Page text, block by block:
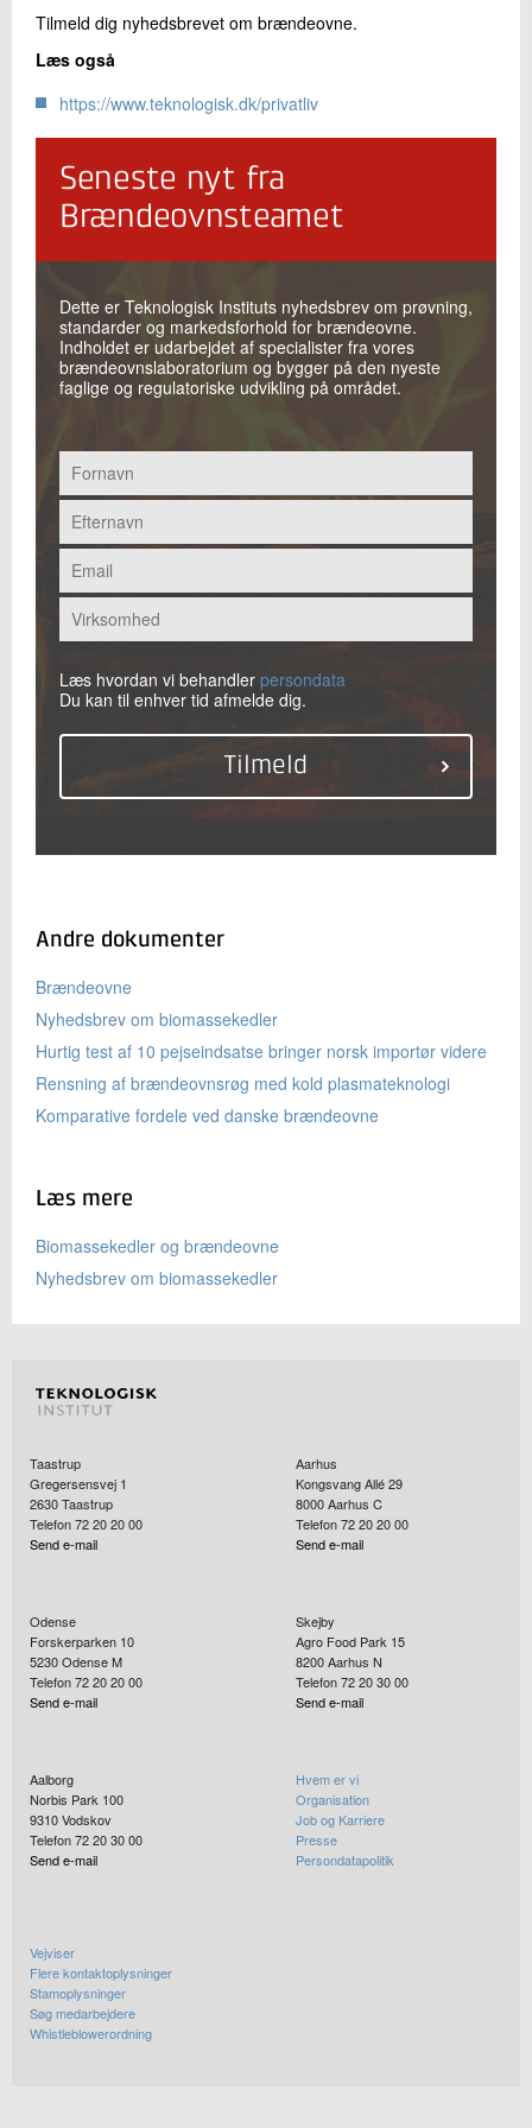
+45 72 20 13 68
LinkedIn
Send
Tilmeld dig nyhedsbrevet om brændeovne.
Læs også
https://www.teknologisk.dk/privatliv
Seneste nyt fra
Brændeovnsteamet
Dette er Teknologisk Instituts nyhedsbrev om prøvning,
standarder og markedsforhold for brændeovne.
Indholdet er udarbejdet af specialister fra vores
brændeovnslaboratorium og bygger på den nyeste
faglige og regulatoriske udvikling på området.
Læs hvordan vi behandler persondata
Du kan til enhver tid afmelde dig.
Andre dokumenter
Brændeovne
Nyhedsbrev om biomassekedler
Hurtig test af 10 pejseindsatse bringer norsk importør videre
Rensning af brændeovnsrøg med kold plasmateknologi
Komparative fordele ved danske brændeovne
Læs mere
Biomassekedler og brændeovne
Nyhedsbrev om biomassekedler
Taastrup
Gregersensvej 1
2630Taastrup
Telefon 72 20 20 00
Send e-mail
Aarhus
Kongsvang Allé 29
8000Aarhus C
Telefon 72 20 20 00
Send e-mail
Odense
Forskerparken 10
5230Odense M
Telefon 72 20 20 00
Send e-mail
Skejby
Agro Food Park 15
8200Aarhus N
Telefon 72 20 30 00
Send e-mail
Aalborg
Norbis Park 100
9310Vodskov
Telefon 72 20 30 00
Send e-mail
Hvem er vi
Organisation
Job og Karriere
Presse
Persondatapolitik
Vejviser
Flere kontaktoplysninger
Stamoplysninger
Søg medarbejdere
Whistleblowerordning